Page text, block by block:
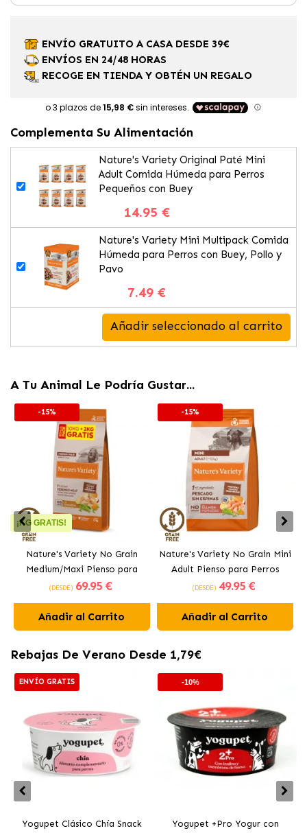
ENVÍO GRATUITO A CASA DESDE 39€
ENVÍOS EN 24/48 HORAS
RECOGE EN TIENDA Y OBTÉN UN REGALO
Complementa Su Alimentación
Nature's Variety Original Paté Mini
Adult Comida Húmeda para Perros
Pequeños con Buey
14.95 €
Nature's Variety Mini Multipack Comida
Húmeda para Perros con Buey, Pollo y
Pavo
7.49 €
Añadir seleccionado al carrito
A Tu Animal Le Podría Gustar...
-15%
¡KG GRATIS!
Nature's Variety No Grain
Medium/Maxi Pienso para
Perros con Pollo
(DESDE) 69.95 €
Añadir al Carrito
-15%
Nature's Variety No Grain Mini
Adult Pienso para Perros
Pequeños con Salmón Noruego
(DESDE) 49.95 €
Añadir al Carrito
Rebajas De Verano Desde 1,79€
ENVÍO GRATIS
Yogupet Clásico Chía Snack
-10%
Yogupet +Pro Yogur con